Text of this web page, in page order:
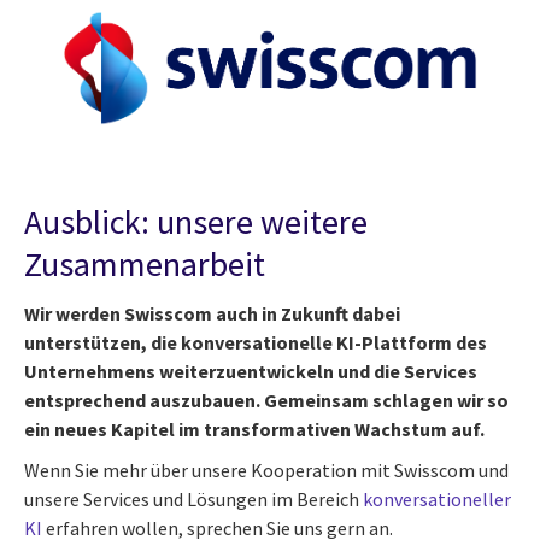
Ausblick: unsere weitere
Zusammenarbeit
Wir werden Swisscom auch in Zukunft dabei
unterstützen, die konversationelle KI-Plattform des
Unternehmens weiterzuentwickeln und die Services
entsprechend auszubauen. Gemeinsam schlagen wir so
ein neues Kapitel im transformativen Wachstum auf.
Wenn Sie mehr über unsere Kooperation mit Swisscom und
unsere Services und Lösungen im Bereich konversationeller
KI erfahren wollen, sprechen Sie uns gern an.